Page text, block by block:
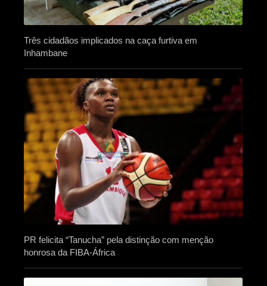
Três cidadãos implicados na caça furtiva em
Inhambane
PR felicita “Tanucha” pela distinção com menção
honrosa da FIBA-África